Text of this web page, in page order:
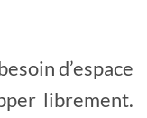
d’espace
librement.